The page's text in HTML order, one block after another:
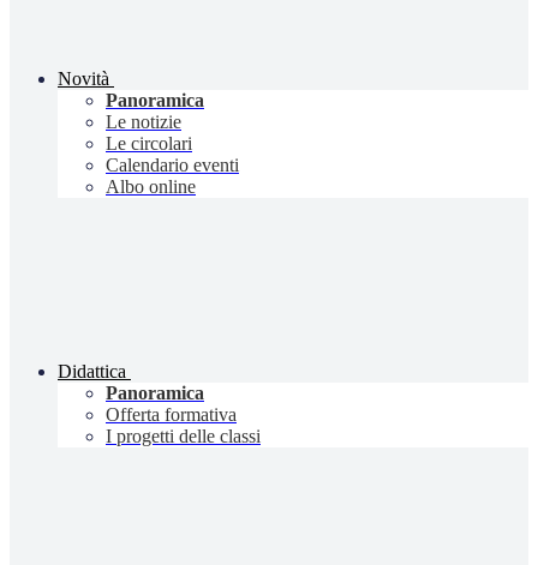
Novità
Panoramica
Le notizie
Le circolari
Calendario eventi
Albo online
Didattica
Panoramica
Offerta formativa
I progetti delle classi